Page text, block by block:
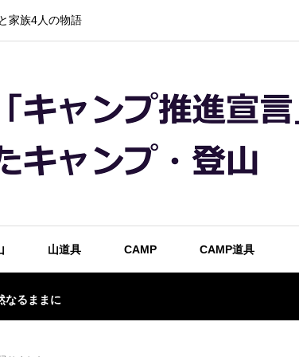
家族4人の物語
山道具 CAMP CAMP道具
なるままに